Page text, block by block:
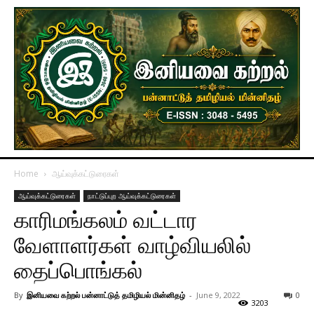
Home ஆய்வுக்கட்டுரைகள்
ஆய்வுக்கட்டுரைகள் நாட்டுப்புற ஆய்வுக்கட்டுரைகள்
காரிமங்கலம் வட்டார
வேளாளர்கள் வாழ்வியலில்
தைப்பொங்கல்
By இனியவை கற்றல் பன்னாட்டுத் தமிழியல் மின்னிதழ் - June 9, 2022 0
3203